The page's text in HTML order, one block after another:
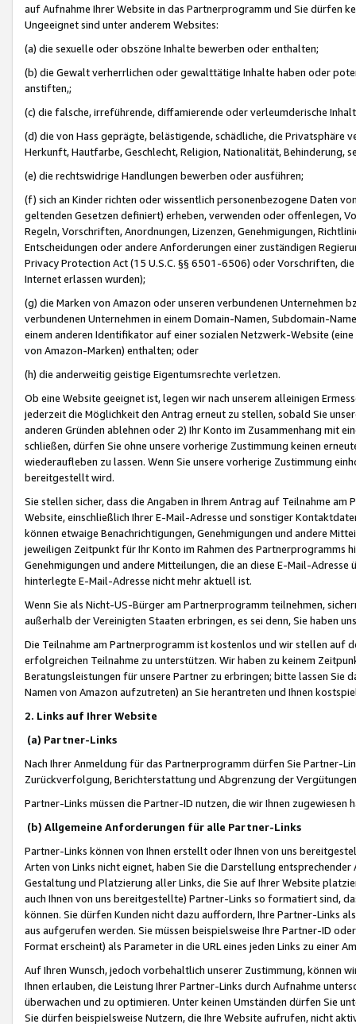
auf Aufnahme Ihrer Website in das Partnerprogramm und Sie dürfen
Ungeeignet sind unter anderem Websites:
(a) die sexuelle oder obszöne Inhalte bewerben oder enthalten;
(b) die Gewalt verherrlichen oder gewalttätige Inhalte haben oder
anstiften,;
(c) die falsche, irreführende, diffamierende oder verleumderische
(d) die von Hass geprägte, belästigende, schädliche, die Privatsphäre
Herkunft, Hautfarbe, Geschlecht, Religion, Nationalität, Behinderung,
(e) die rechtswidrige Handlungen bewerben oder ausführen;
(f) sich an Kinder richten oder wissentlich personenbezogene Daten
geltenden Gesetzen definiert) erheben, verwenden oder offenlegen,
Regeln, Vorschriften, Anordnungen, Lizenzen, Genehmigungen,
Entscheidungen oder andere Anforderungen einer zuständigen
Privacy Protection Act (15 U.S.C. §§ 6501-6506) oder Vorschriften,
Internet erlassen wurden);
(g) die Marken von Amazon oder unseren verbundenen Unternehmen
verbundenen Unternehmen in einem Domain-Namen, Subdomain-
einem anderen Identifikator auf einer sozialen Netzwerk-Website
von Amazon-Marken) enthalten; oder
(h) die anderweitig geistige Eigentumsrechte verletzen.
Ob eine Website geeignet ist, legen wir nach unserem alleinigen
jederzeit die Möglichkeit den Antrag erneut zu stellen, sobald Sie
anderen Gründen ablehnen oder 2) Ihr Konto im Zusammenhang mit
schließen, dürfen Sie ohne unsere vorherige Zustimmung keinen
wiederaufleben zu lassen. Wenn Sie unsere vorherige Zustimmung
bereitgestellt wird.
Sie stellen sicher, dass die Angaben in Ihrem Antrag auf Teilnahme
Website, einschließlich Ihrer E-Mail-Adresse und sonstiger
können etwaige Benachrichtigungen, Genehmigungen und andere
jeweiligen Zeitpunkt für Ihr Konto im Rahmen des Partnerprogramms
Genehmigungen und andere Mitteilungen, die an diese E-Mail-
hinterlegte E-Mail-Adresse nicht mehr aktuell ist.
Wenn Sie als Nicht-US-Bürger am Partnerprogramm teilnehmen,
außerhalb der Vereinigten Staaten erbringen, es sei denn, Sie haben
Die Teilnahme am Partnerprogramm ist kostenlos und wir stellen auf
erfolgreichen Teilnahme zu unterstützen. Wir haben zu keinem
Beratungsleistungen für unsere Partner zu erbringen; bitte lassen Sie
Namen von Amazon aufzutreten) an Sie herantreten und Ihnen
2. Links auf Ihrer Website
(a) Partner-Links
Nach Ihrer Anmeldung für das Partnerprogramm dürfen Sie Partner-
Zurückverfolgung, Berichterstattung und Abgrenzung der
Partner-Links müssen die Partner-ID nutzen, die wir Ihnen zugewiesen
(b) Allgemeine Anforderungen für alle Partner-Links
Partner-Links können von Ihnen erstellt oder Ihnen von uns
Arten von Links nicht eignet, haben Sie die Darstellung
Gestaltung und Platzierung aller Links, die Sie auf Ihrer Website
auch Ihnen von uns bereitgestellte) Partner-Links so formatiert sind,
können. Sie dürfen Kunden nicht dazu auffordern, Ihre Partner-Links
aus aufgerufen werden. Sie müssen beispielsweise Ihre Partner-ID
Format erscheint) als Parameter in die URL eines jeden Links zu einer
Auf Ihren Wunsch, jedoch vorbehaltlich unserer Zustimmung, können
Ihnen erlauben, die Leistung Ihrer Partner-Links durch Aufnahme
überwachen und zu optimieren. Unter keinen Umständen dürfen Sie
Sie dürfen beispielsweise Nutzern, die Ihre Website aufrufen, nicht